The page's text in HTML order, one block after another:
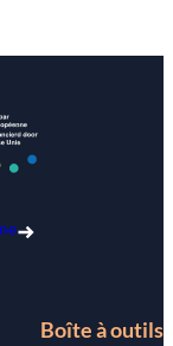
Boîte à outils